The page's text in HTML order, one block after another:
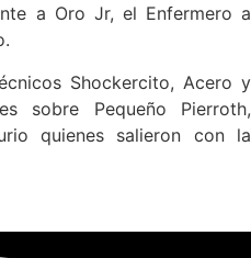
a Oro Jr, el Enfermero a
Shockercito, Acero y
sobre Pequeño Pierroth,
quienes salieron con la